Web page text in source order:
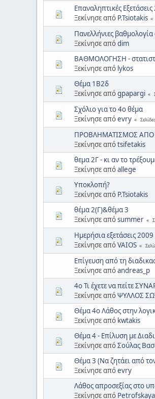
Επαναληπτικές
Ξεκίνησε από P.Tsiotakis
Πανελλήνιες
Ξεκίνησε απόdim
ΒΑΘΜΟΛΟΓΗΣΗ -
Ξεκίνησε από lykos
Θέμα 1Β2δ
Ξεκίνησε απόgpapargi
Σχόλιο για το 4ο θέμα
Ξεκίνησε απόevry Σελίδες
ΠΡΟΒΛΗΜΑΤΙΣΜΟΣ ΑΠΟ
Ξεκίνησε απόtsifetakis
θεμα 2Γ - κι αν το
Ξεκίνησε απόallege
Υποκλοπή?
Ξεκίνησε από P.Tsiotakis
θέμα 2(Γ)&θέμα 3
Ξεκίνησε απόsummer
Ημερήσια εξετάσεις 2009
Ξεκίνησε απόVAIOS
Επίγευση από τη
Ξεκίνησε απόandreas_p
4ο Τι έχετε να πείτε
Ξεκίνησε απόΨΥΛΛΟΣ
Θέμα 4ο Λάθος στην
Ξεκίνησε από kwtakis
Θέμα 4 - Επίλυση με
Ξεκίνησε απόΣούλας
Θέμα 3 (Να ζητάει από
Ξεκίνησε απόevry
Λάθος απροσεξίας στο
Ξεκίνησε από Petrofskaya